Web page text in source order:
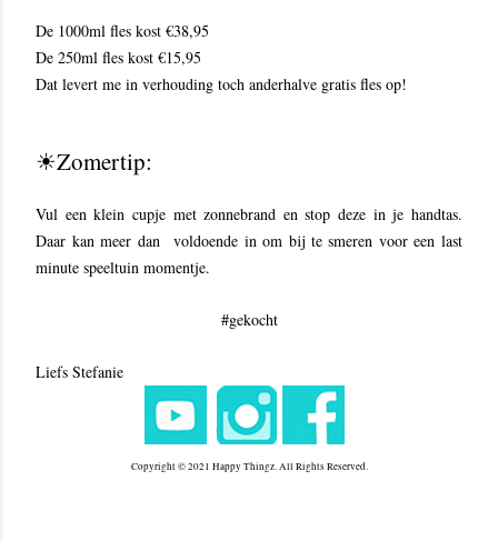
De 1000ml fles kost €38,95
De 250ml fles kost €15,95
Dat levert me in verhouding toch anderhalve gratis fles op!
☀Zomertip:
Vul een klein cupje met zonnebrand en stop deze in je handtas.
Daar kan meer dan voldoende in om bij te smeren voor een last
minute speeltuin momentje.
#gekocht
Liefs Stefanie
Copyright © 2021 Happy Thingz. All Rights Reserved.